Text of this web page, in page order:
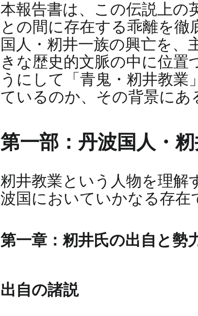
本報告書は、この伝説上の
との間に存在する乖離を
国人・籾井一族の興亡を、
きな歴史的文脈の中に位
うにして「青鬼・籾井教
ているのか、その背景に
第一部：丹波国人・
籾井教業という人物を理解
波国においていかなる存
第一章：籾井氏の出自と勢
出自の諸説